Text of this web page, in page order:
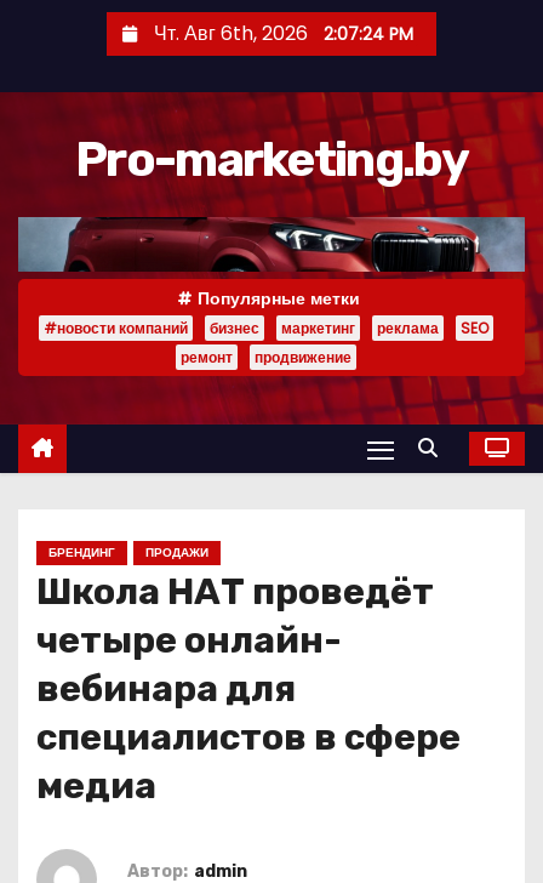
р
Чт. Авг 6th, 2026 2:07:25 PM
Pro-marketing.by
Популярные метки
#новости компаний бизнес маркетинг реклама
SEO
ремонт
продвижение
БРЕНДИНГ ПРОДАЖИ
Школа НАТ проведёт
четыре онлайн-
вебинара для
специалистов в сфере
медиа
Автор: admin